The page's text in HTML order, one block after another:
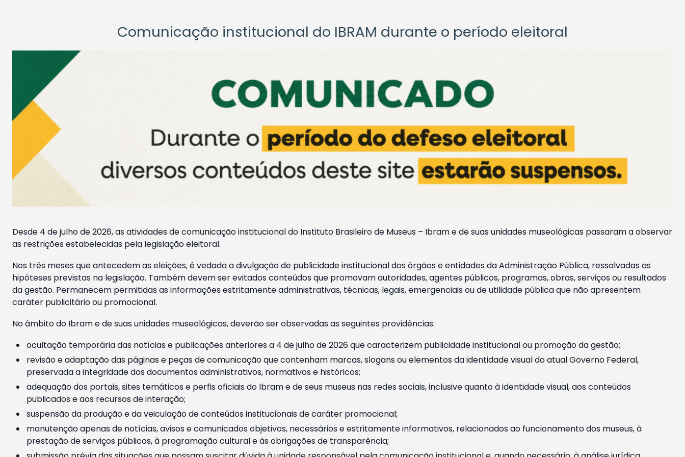
Comunicação institucional do IBRAM durante o período eleitoral
Desde 4 de julho de 2026, as atividades de comunicação institucional do Instituto Brasileiro de Museus – Ibram e de suas unidades museológicas passaram a observar
as restrições estabelecidas pela legislação eleitoral.
Nos três meses que antecedem as eleições, é vedada a divulgação de publicidade institucional dos órgãos e entidades da Administração Pública, ressalvadas as
hipóteses previstas na legislação. Também devem ser evitados conteúdos que promovam autoridades, agentes públicos, programas, obras, serviços ou resultados
da gestão. Permanecem permitidas as informações estritamente administrativas, técnicas, legais, emergenciais ou de utilidade pública que não apresentem
caráter publicitário ou promocional.
No âmbito do Ibram e de suas unidades museológicas, deverão ser observadas as seguintes providências:
ocultação temporária das notícias e publicações anteriores a 4 de julho de 2026 que caracterizem publicidade institucional ou promoção da gestão;
revisão e adaptação das páginas e peças de comunicação que contenham marcas, slogans ou elementos da identidade visual do atual Governo Federal,
preservada a integridade dos documentos administrativos, normativos e históricos;
adequação dos portais, sites temáticos e perfis oficiais do Ibram e de seus museus nas redes sociais, inclusive quanto à identidade visual, aos conteúdos
publicados e aos recursos de interação;
suspensão da produção e da veiculação de conteúdos institucionais de caráter promocional;
manutenção apenas de notícias, avisos e comunicados objetivos, necessários e estritamente informativos, relacionados ao funcionamento dos museus, à
prestação de serviços públicos, à programação cultural e às obrigações de transparência;